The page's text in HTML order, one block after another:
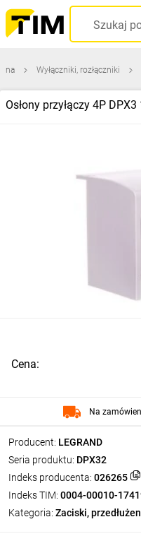
Wyłączniki, rozłączniki
Osłony przyłączy 4P
Producent: LEGRAND
Seria produktu: DPX32
Indeks producenta: 026265
Indeks TIM: 0004-00010-
Kategoria: Zaciski,
Cena:
Na